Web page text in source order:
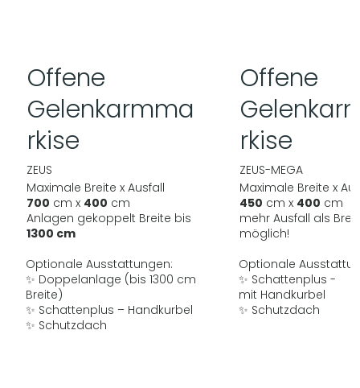
Offene
Gelenkarmma
rkise
ZEUS
Maximale Breite x Ausfall
700 cm x 400 cm
Anlagen gekoppelt Breite bis
1300 cm
Optionale Ausstattungen:
✨ Doppelanlage (bis 1300 cm
Breite)
✨ Schattenplus – Handkurbel
✨ Schutzdach
Offene
rkise
ZEUS-MEGA
Maximale Breite x
450 cm x 400 cm
mehr Ausfall als
möglich!
Optionale
✨ Schattenplus -
mit Handkurbel
✨ Schutzdach